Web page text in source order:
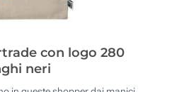
con logo 280
neri